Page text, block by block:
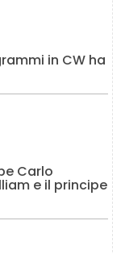
in CW ha
Carlo
e il principe